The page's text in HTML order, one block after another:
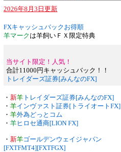
2026年8月3日更新
FXキャッシュバックお得順
羊マーク は羊飼いＦＸ限定特典
当サイト限定！人気！
合計11000円キャッシュバック！！
トレイダーズ証券[みんなのFX]
・ 新羊 トレイダーズ証券[みんなのFX]
・ 羊インヴァスト証券[トライオートFX]
・ 羊外為どっとコム
・ 羊ヒロセ通商[LION FX]
・ 新羊ゴールデンウェイジャパン
[FXTFMT4][FXTFGX]